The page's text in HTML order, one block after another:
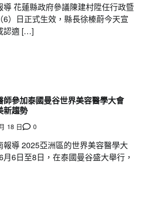
導 花蓮縣政府參議陳建村陞任行政暨
）日正式生效，縣長徐榛蔚今天宣
認適 […]
師參加泰國曼谷世界美容醫學大會
新趨勢
18 日 0
導 2025亞洲區的世界美容醫學大
6日至8日，在泰國曼谷盛大舉行，